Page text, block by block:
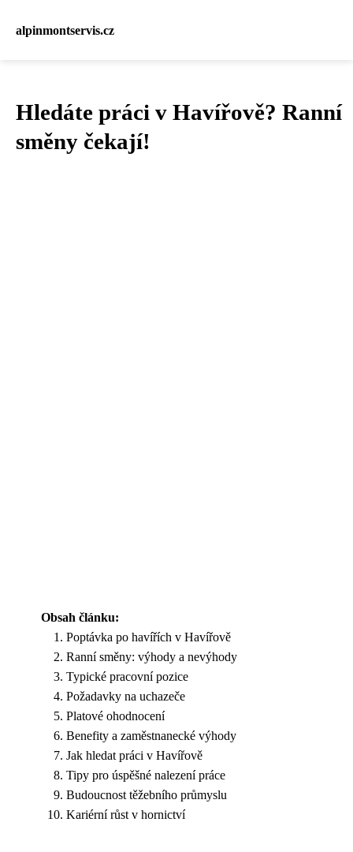
alpinmontservis.cz
Hledáte práci v Havířově? Ranní
směny čekají!
Obsah článku:
Poptávka po havířích v Havířově
Ranní směny: výhody a nevýhody
Typické pracovní pozice
Požadavky na uchazeče
Platové ohodnocení
Benefity a zaměstnanecké výhody
Jak hledat práci v Havířově
Tipy pro úspěšné nalezení práce
Budoucnost těžebního průmyslu
Kariérní růst v hornictví